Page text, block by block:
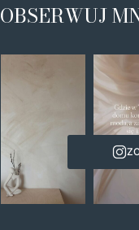
OBSERWUJ